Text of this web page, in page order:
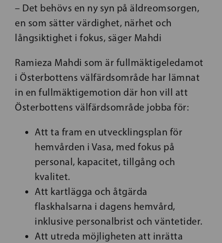
– Det behövs en ny syn på äldreomsorgen,
en som sätter värdighet, närhet och
långsiktighet i fokus, säger Mahdi
Ramieza Mahdi som är fullmäktigeledamot
i Österbottens välfärdsområde har lämnat
in en fullmäktigemotion där hon vill att
Österbottens välfärdsområde jobba för:
Att ta fram en utvecklingsplan för
hemvården i Vasa, med fokus på
personal, kapacitet, tillgång och
kvalitet.
Att kartlägga och åtgärda
flaskhalsarna i dagens hemvård,
inklusive personalbrist och väntetider.
Att utreda möjligheten att inrätta